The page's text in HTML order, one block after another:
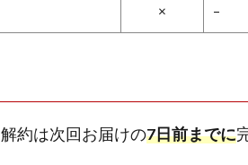
× –
解約は次回お届けの7日前までに